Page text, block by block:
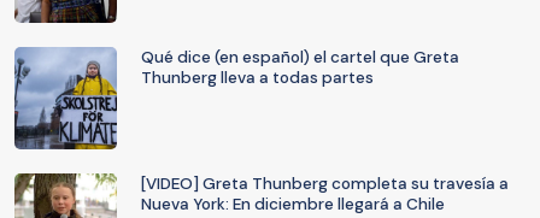
Qué dice (en español) el cartel que Greta
Thunberg lleva a todas partes
[VIDEO] Greta Thunberg completa su travesía a
Nueva York: En diciembre llegará a Chile